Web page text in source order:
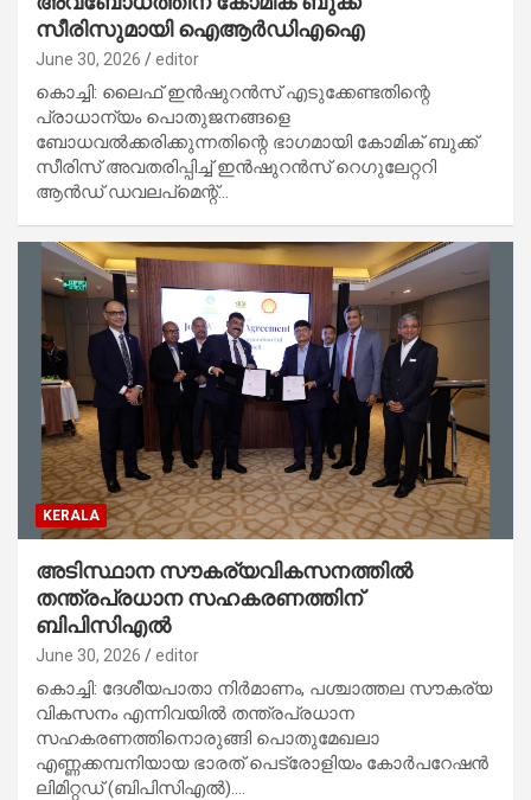
സീരിസുമായി ഐആർഡിഎഐ
June 30, 2026 editor
കൊച്ചി: ലൈഫ് ഇൻഷുറൻസ് എടുക്കേണ്ടതിന്റെ
പ്രാധാന്യം പൊതുജനങ്ങളെ
ബോധവൽക്കരിക്കുന്നതിന്റെ ഭാഗമായി കോമിക് ബുക്ക്
സീരിസ് അവതരിപ്പിച്ച് ഇൻഷുറൻസ് റെഗുലേറ്ററി
ആൻഡ് ഡവലപ്‌മെന്റ്…
KERALA
അടിസ്ഥാന സൗകര്യവികസനത്തിൽ
തന്ത്രപ്രധാന സഹകരണത്തിന്
ബിപിസിഎൽ
June 30, 2026 editor
കൊച്ചി: ദേശീയപാതാ നിർമാണം, പശ്ചാത്തല സൗകര്യ
വികസനം എന്നിവയിൽ തന്ത്രപ്രധാന
സഹകരണത്തിനൊരുങ്ങി പൊതുമേഖലാ
എണ്ണക്കമ്പനിയായ ഭാരത് പെട്രോളിയം കോർപറേഷൻ
ലിമിറ്റഡ് (ബിപിസിഎൽ).…